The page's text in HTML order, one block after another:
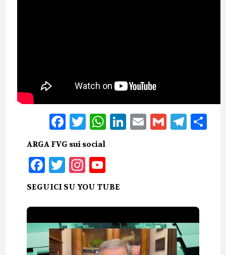
Facebook
Twitter
WhatsApp
LinkedIn
EmailGmail
ARGA FVG sui social
Facebook
Twitter
Instagram
YouTube
SEGUICI SU YOU TUBE